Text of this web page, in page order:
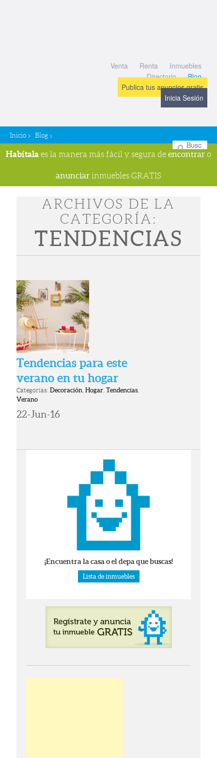
Venta Renta
Inmuebles
Directorio
Blog
Publica tus anuncios gratis
Inicia Sesión
Inicio > Blog >
Habítala es la manera más fácil y segura de encontrar o
anunciar inmuebles GRATIS
ARCHIVOS DE LA
CATEGORÍA:
TENDENCIAS
Tendencias para este
verano en tu hogar
Categorías:Decoración,Hogar,Tendencias,
Verano
22-Jun-16
¡Encuentra la casa o el depa que buscas!
Lista de inmuebles